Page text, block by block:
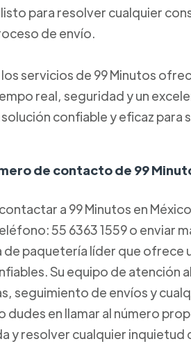
para resolver cualquier
de envío.
los servicios de 99 Minutos
real, seguridad y un
solución confiable y eficaz
de contacto de 99
a 99 Minutos en
55 6363 1559 o enviar
de paquetería líder que ofrece
Su equipo de atención
seguimiento de envíos y
dudes en llamar al número
y resolver cualquier inquietud